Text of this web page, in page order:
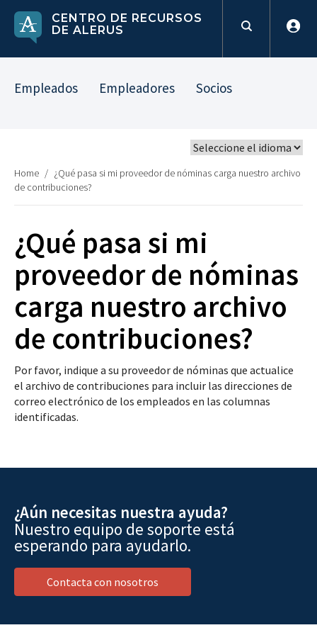
CENTRO DE RECURSOS
DE ALERUS
Empleados Empleadores Socios
Home / ¿Qué pasa si mi proveedor de nóminas carga nuestro archivo
de contribuciones?
¿Qué pasa si mi
proveedor de nóminas
carga nuestro archivo
de contribuciones?
Por favor, indique a su proveedor de nóminas que actualice
el archivo de contribuciones para incluir las direcciones de
correo electrónico de los empleados en las columnas
identificadas.
¿Aún necesitas nuestra ayuda?
Nuestro equipo de soporte está
esperando para ayudarlo.
Contacta con nosotros